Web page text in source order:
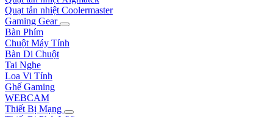
Quạt tản nhiệt Coolermaster
Gaming Gear
Bàn Phím
Chuột Máy Tính
Bàn Di Chuột
Tai Nghe
Loa Vi Tính
Ghế Gaming
WEBCAM
Thiết Bị Mạng